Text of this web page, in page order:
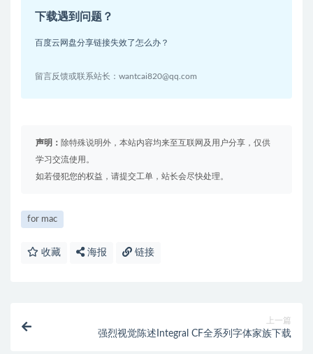
下载遇到问题？
百度云网盘分享链接失效了怎么办？
留言反馈或联系站长：wantcai820@qq.com
声明： 除特殊说明外，本站内容均来至互联网及用户分享，仅供
学习交流使用。
如若侵犯您的权益，请提交工单，站长会尽快处理。
for mac
收藏 海报 链接
上一篇
强烈视觉陈述Integral CF全系列字体家族下载